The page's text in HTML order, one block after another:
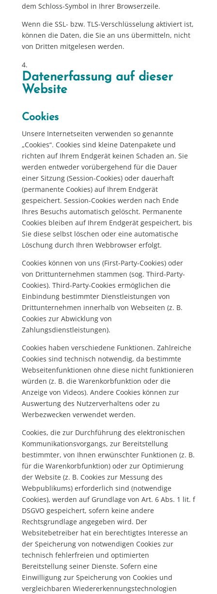
dem Schloss-Symbol in Ihrer Browserzeile.
Wenn die SSL- bzw. TLS-Verschlüsselung aktiviert ist,
können die Daten, die Sie an uns übermitteln, nicht
von Dritten mitgelesen werden.
Datenerfassung auf dieser
Website
Cookies
Unsere Internetseiten verwenden so genannte
„Cookies“. Cookies sind kleine Datenpakete und
richten auf Ihrem Endgerät keinen Schaden an. Sie
werden entweder vorübergehend für die Dauer
einer Sitzung (Session-Cookies) oder dauerhaft
(permanente Cookies) auf Ihrem Endgerät
gespeichert. Session-Cookies werden nach Ende
Ihres Besuchs automatisch gelöscht. Permanente
Cookies bleiben auf Ihrem Endgerät gespeichert, bis
Sie diese selbst löschen oder eine automatische
Löschung durch Ihren Webbrowser erfolgt.
Cookies können von uns (First-Party-Cookies) oder
von Drittunternehmen stammen (sog. Third-Party-
Cookies). Third-Party-Cookies ermöglichen die
Einbindung bestimmter Dienstleistungen von
Drittunternehmen innerhalb von Webseiten (z. B.
Cookies zur Abwicklung von
Zahlungsdienstleistungen).
Cookies haben verschiedene Funktionen. Zahlreiche
Cookies sind technisch notwendig, da bestimmte
Webseitenfunktionen ohne diese nicht funktionieren
würden (z. B. die Warenkorbfunktion oder die
Anzeige von Videos). Andere Cookies können zur
Auswertung des Nutzerverhaltens oder zu
Werbezwecken verwendet werden.
Cookies, die zur Durchführung des elektronischen
Kommunikationsvorgangs, zur Bereitstellung
bestimmter, von Ihnen erwünschter Funktionen (z. B.
für die Warenkorbfunktion) oder zur Optimierung
der Website (z. B. Cookies zur Messung des
Webpublikums) erforderlich sind (notwendige
Cookies), werden auf Grundlage von Art. 6 Abs. 1 lit. f
DSGVO gespeichert, sofern keine andere
Rechtsgrundlage angegeben wird. Der
Websitebetreiber hat ein berechtigtes Interesse an
der Speicherung von notwendigen Cookies zur
technisch fehlerfreien und optimierten
Bereitstellung seiner Dienste. Sofern eine
Einwilligung zur Speicherung von Cookies und
vergleichbaren Wiedererkennungstechnologien